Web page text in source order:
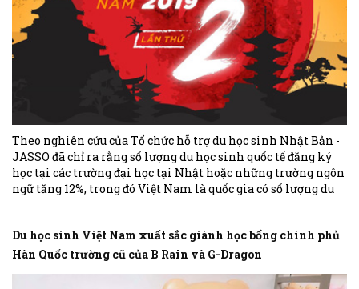
Theo nghiên cứu của Tổ chức hỗ trợ du học sinh Nhật Bản -
JASSO đã chỉ ra rằng số lượng du học sinh quốc tế đăng ký
học tại các trường đại học tại Nhật hoặc những trường ngôn
ngữ tăng 12%, trong đó Việt Nam là quốc gia có số lượng du
Du học sinh Việt Nam xuất sắc giành học bổng chính phủ
Hàn Quốc trường cũ của B Rain và G-Dragon